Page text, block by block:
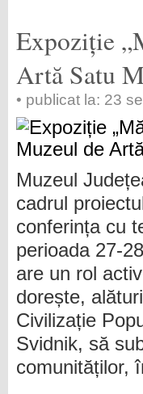
Expoziție
Artă Satu
• publicat la: 23
Muzeul
cadrul
conferința cu
perioada 27-
are un rol
dorește,
Civilizație
Svidnik, să
comunităților,